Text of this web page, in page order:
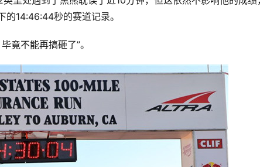
14:46:44秒的赛道记录。
竟不能再搞砸了”。